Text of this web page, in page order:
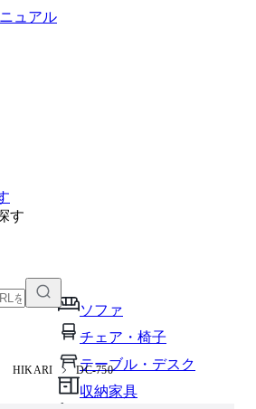
ュアル
す
ソファ
チェア・椅子
テーブル・デスク
収納家具
加
を貼り付けて、カートに追加できます
HIKARI DC-750